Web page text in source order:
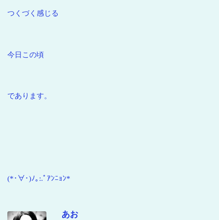
つくづく感じる
今日この頃
であります。
(*･∀･)ﾉ｡:.ﾟｱﾝﾆｮﾝ*
あお